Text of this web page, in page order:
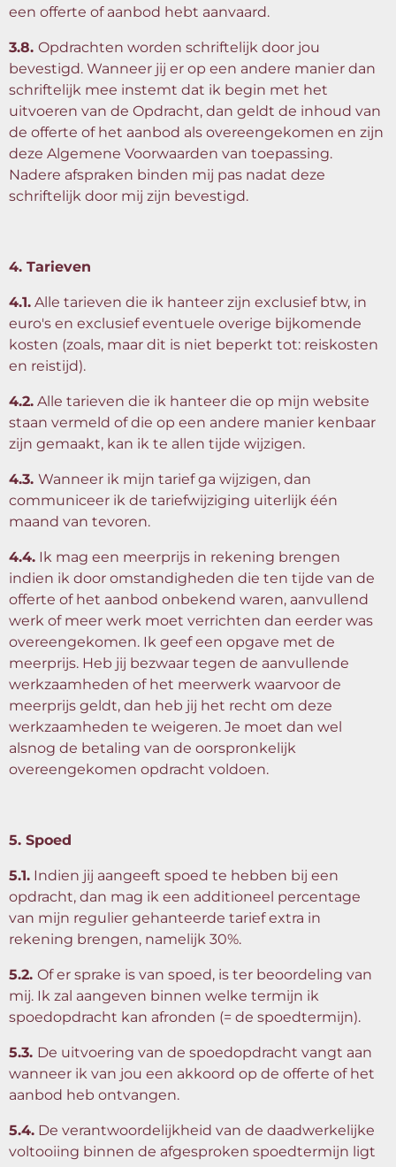
een offerte of aanbod hebt aanvaard.
3.8. Opdrachten worden schriftelijk door jou
bevestigd. Wanneer jij er op een andere manier dan
schriftelijk mee instemt dat ik begin met het
uitvoeren van de Opdracht, dan geldt de inhoud van
de offerte of het aanbod als overeengekomen en zijn
deze Algemene Voorwaarden van toepassing.
Nadere afspraken binden mij pas nadat deze
schriftelijk door mij zijn bevestigd.
4. Tarieven
4.1. Alle tarieven die ik hanteer zijn exclusief btw, in
euro's en exclusief eventuele overige bijkomende
kosten (zoals, maar dit is niet beperkt tot: reiskosten
en reistijd).
4.2. Alle tarieven die ik hanteer die op mijn website
staan vermeld of die op een andere manier kenbaar
zijn gemaakt, kan ik te allen tijde wijzigen.
4.3. Wanneer ik mijn tarief ga wijzigen, dan
communiceer ik de tariefwijziging uiterlijk één
maand van tevoren.
4.4. Ik mag een meerprijs in rekening brengen
indien ik door omstandigheden die ten tijde van de
offerte of het aanbod onbekend waren, aanvullend
werk of meer werk moet verrichten dan eerder was
overeengekomen. Ik geef een opgave met de
meerprijs. Heb jij bezwaar tegen de aanvullende
werkzaamheden of het meerwerk waarvoor de
meerprijs geldt, dan heb jij het recht om deze
werkzaamheden te weigeren. Je moet dan wel
alsnog de betaling van de oorspronkelijk
overeengekomen opdracht voldoen.
5. Spoed
5.1. Indien jij aangeeft spoed te hebben bij een
opdracht, dan mag ik een additioneel percentage
van mijn regulier gehanteerde tarief extra in
rekening brengen, namelijk 30%.
5.2. Of er sprake is van spoed, is ter beoordeling van
mij. Ik zal aangeven binnen welke termijn ik
spoedopdracht kan afronden (= de spoedtermijn).
5.3. De uitvoering van de spoedopdracht vangt aan
wanneer ik van jou een akkoord op de offerte of het
aanbod heb ontvangen.
5.4. De verantwoordelijkheid van de daadwerkelijke
voltooiing binnen de afgesproken spoedtermijn ligt